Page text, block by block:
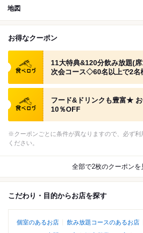
地図
お得なクーポン
食べログ クーポン
11大特典&120分飲み放題(
次会コース◇60名以上で2名
食べログ クーポン
フード&ドリンクも豊富★ お
10％OFF
※クーポンごとに条件が異なりますので、必ず利
ください。
全部で2枚のクーポンを
こだわり・目的からお店を探す
個室のあるお店
飲み放題コースのあるお店